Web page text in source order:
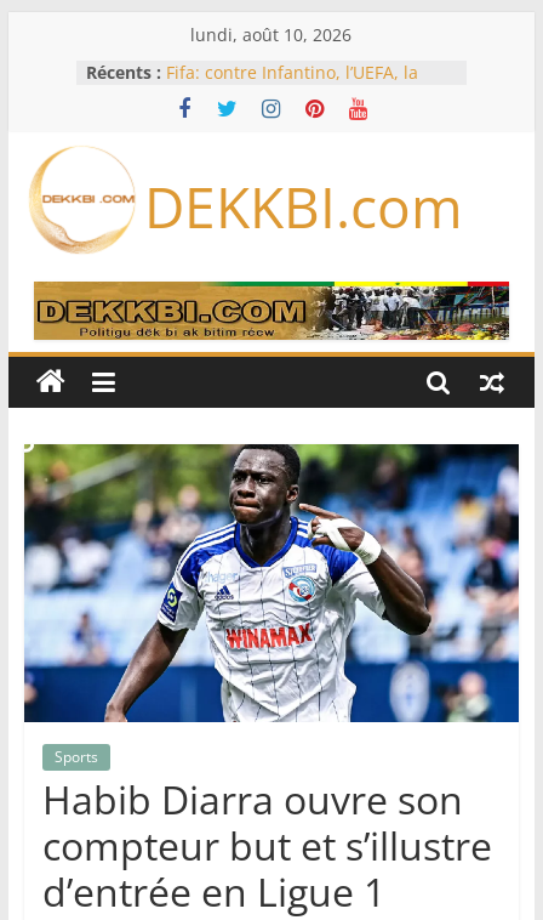
lundi, août 10, 2026
Récents : Fifa: contre Infantino, l’UEFA, la
Concacaf et l’AFC veulent rallier « la
famille du football »
« toutes » ses conditions
Test de dépistage de drogue pour
Licenciements massifs: le député
Mbaye DIONE interpelle le
gouvernement sur plus de 30 000
emplois
Le projet d’autonomie de la Corse
divise les indépendantistes
DEKKBI.com
Sports
Habib Diarra ouvre son
compteur but et s’illustre
d’entrée en Ligue 1